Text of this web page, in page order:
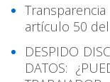
artículo 50 del
DESPIDO
DATOS: